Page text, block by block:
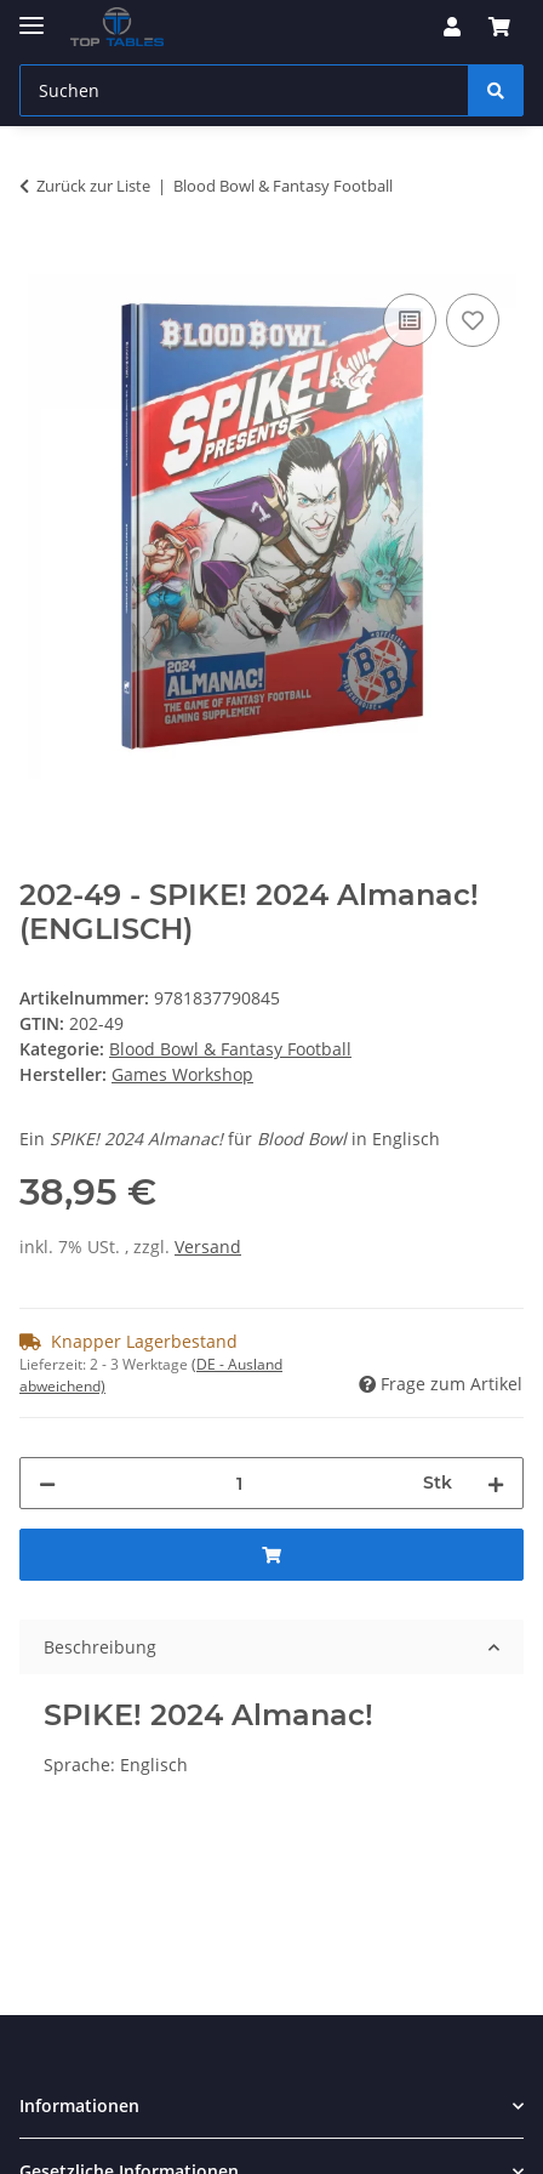
Zurück zur Liste Blood Bowl & Fantasy Football
202-49 - SPIKE! 2024 Almanac!
(ENGLISCH)
Artikelnummer: 9781837790845
GTIN: 202-49
Kategorie: Blood Bowl & Fantasy Football
Hersteller: Games Workshop
Ein SPIKE! 2024 Almanac!für Blood Bowlin Englisch
38,95 €
inkl. 7% USt. , zzgl. Versand
Knapper Lagerbestand
Lieferzeit:2 - 3 Werktage (DE - Ausland
abweichend)
Frage zum Artikel
Stk
Beschreibung
SPIKE! 2024 Almanac!
Sprache: Englisch
Informationen